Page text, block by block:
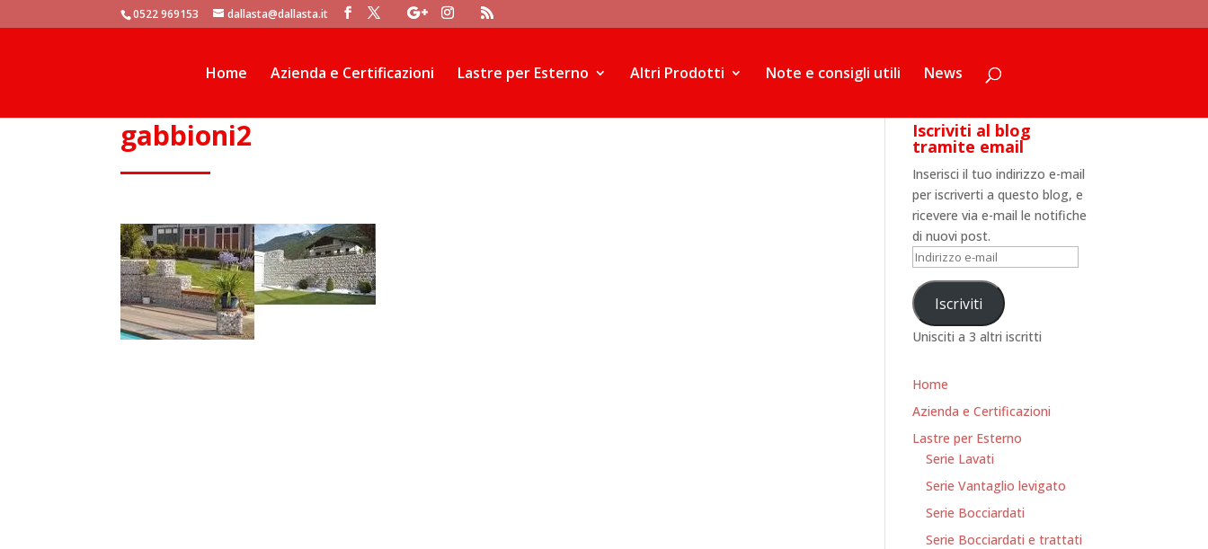
window.dataLayer = window.dataLayer || []; function gtag(){dataLayer.push(arguments)}; gtag('js', new Date()); gtag('config', 'UA-105881104-1');
0522 969153 dallasta@dallasta.it
Home Azienda e Certificazioni Lastre per Esterno Altri Prodotti Note e consigli utili News
gabbioni2 Iscriviti al blog
tramite email
Inserisci il tuo indirizzo e-mail
per iscriverti a questo blog, e
ricevere via e-mail le notifiche
di nuovi post.
Indirizzo
mailIscriviti
Unisciti a 3 altri iscritti
Home
Azienda e Certificazioni
Lastre per Esterno
Serie Lavati
Serie Vantaglio levigato
Serie Bocciardati
Serie Bocciardati e trattati